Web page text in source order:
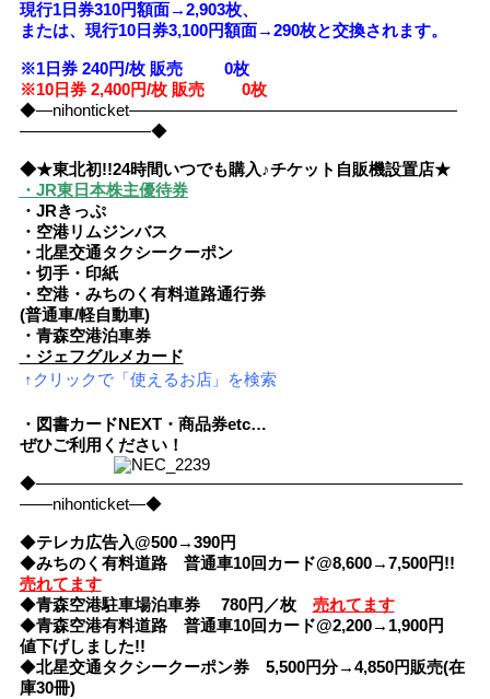
現行1日券310円額面→2,903枚、
または、現行10日券3,100円額面→290枚と交換されます。
※1日券 240円/枚 販売 0枚
※10日券 2,400円/枚 販売 0枚
◆―nihonticket――――――――――――――――――――
――――――――◆
◆★東北初!!24時間いつでも購入♪チケット自販機設置店★
・JR東日本株主優待券
・JRきっぷ
・空港リムジンバス
・北星交通タクシークーポン
・切手・印紙
・空港・みちのく有料道路通行券
(普通車/軽自動車)
・青森空港泊車券
・ジェフグルメカード
↑クリックで「使えるお店」を検索
・図書カードNEXT・商品券etc…
ぜひご利用ください！
◆――――――――――――――――――――――――――
――nihonticket―◆
◆テレカ広告入@500→390円
◆みちのく有料道路 普通車10回カード@8,600→7,500円!!
売れてます
◆青森空港駐車場泊車券 780円／枚
売れてます
◆青森空港有料道路 普通車10回カード@2,200→1,900円
値下げしました!!
◆北星交通タクシークーポン券 5,500円分→4,850円販売(在
庫30冊)